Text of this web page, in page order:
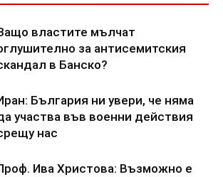
властите мълчат
за антисемитския
в Банско?
България ни увери, че няма
участва във военни действия
нас
Ива Христова: Възможно е